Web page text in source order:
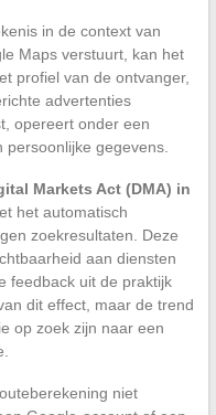
in de context van
Maps verstuurt, kan het
profiel van de ontvanger,
advertenties
opereert onder een
persoonlijke gegevens.
Markets Act (DMA) in
het automatisch
zoekresultaten. Deze
aan diensten
feedback uit de praktijk
dit effect, maar de trend
op zoek zijn naar een
niet